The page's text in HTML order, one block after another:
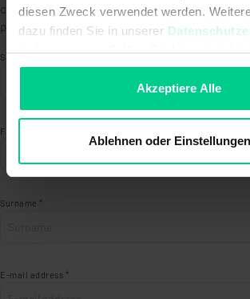
diesen Zweck verwendet werden.
dazu finden Sie in unserer
imImpressum. Sollten Sie hiermit nicht
sein, können Sie die Verwendung von
Akzeptiere Alle
Ablehnen oder Einstellungen
contact form below. Our service staff will get back
possible.
Salutation *
First name *
Surname *
E-mail address *